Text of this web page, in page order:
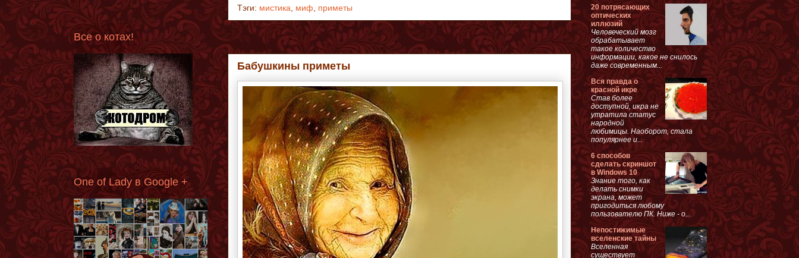
Тэги: мистика миф приметы
Бабушкины приметы
Все о котах!
One of Lady в Google +
20 потрясающих
оптических
иллюзий
Человеческий мозг
обрабатывает
такое количество
информации, какое не снилось
даже современным...
Вся правда о
красной икре
Став более
доступной, икра не
утратила статус
народной
любимицы. Наоборот, стала
популярнее и...
6 способов
сделать скриншот
в Windows 10
Знание того, как
делать снимки
экрана, может
пригодиться любому
пользователю ПК. Ниже - о...
Непостижимые
вселенские тайны
Вселенная
существует